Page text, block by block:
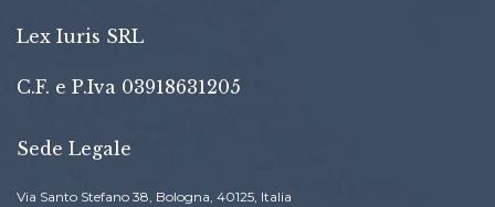
Lex Iuris SRL
C.F. e P.Iva 03918631205
Sede Legale
Via Santo Stefano 38, Bologna, 40125, Italia